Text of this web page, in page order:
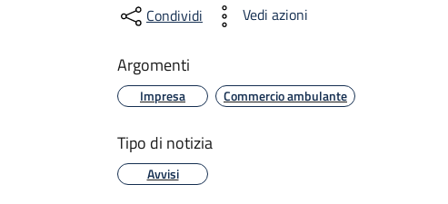
Condividi Vedi azioni
Argomenti
Impresa Commercio ambulante
Tipo di notizia
Avvisi